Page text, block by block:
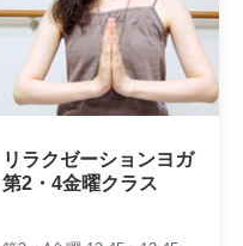
リラクゼーションヨガ
第2・4金曜クラス